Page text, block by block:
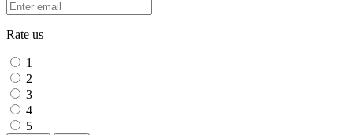
Rate us
1
2
3
4
5